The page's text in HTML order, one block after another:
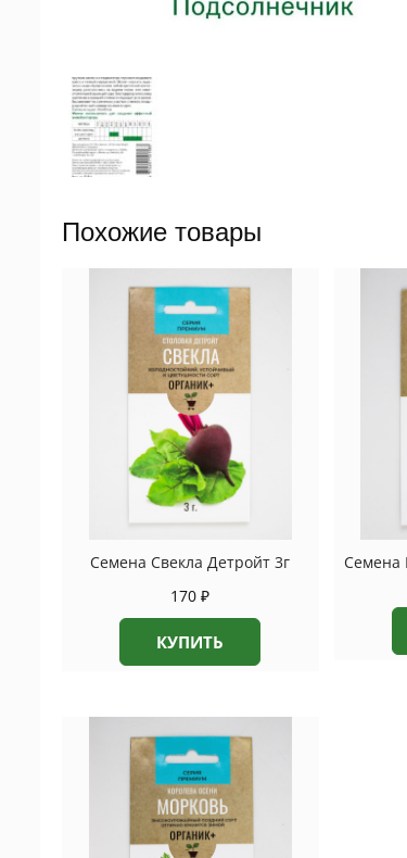
Похожие товары
Семена Свекла Детройт 3г
170₽
КУПИТЬ
Семена